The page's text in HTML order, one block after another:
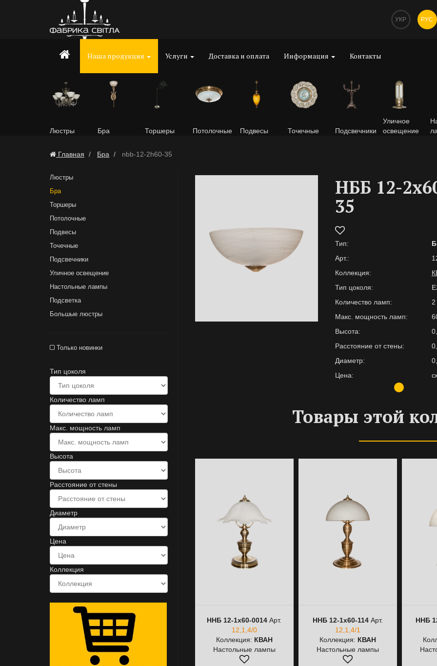
УКР РУС
Наша продукция Услуги Доставка и оплата Информация Контакты
Люстры Бра Торшеры Потолочные Подвесы Точечные Подсвечники
Уличное
освещение
Главная Бра nbb-12-2h60-35
Люстры
Бра
Торшеры
Потолочные
Подвесы
Точечные
Подсвечники
Уличное освещение
Настольные лампы
Подсветка
Большые люстры
Только новинки
Тип цоколя
Количество ламп
Макс. мощность ламп
Высота
Расстояние от стены
Диаметр
Цена
Коллекция
НББ 12-
35
Тип:
Арт.:
Коллекция:
Тип цоколя:
Количество ламп:
2
Макс. мощность ламп:
Высота:
Расстояние от стены:
Диаметр:
Цена:
Товары этой
ННБ 12-1х60-0014 Арт.
12,1,4/0
Коллекция: КВАН
Настольные лампы
ННБ 12-1х60-114Арт.
12,1,4/1
Коллекция: КВАН
Настольные лампы
ННБ